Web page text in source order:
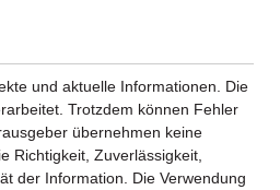
und aktuelle Informationen. Die
Trotzdem können Fehler
übernehmen keine
Richtigkeit, Zuverlässigkeit,
der Information. Die Verwendung